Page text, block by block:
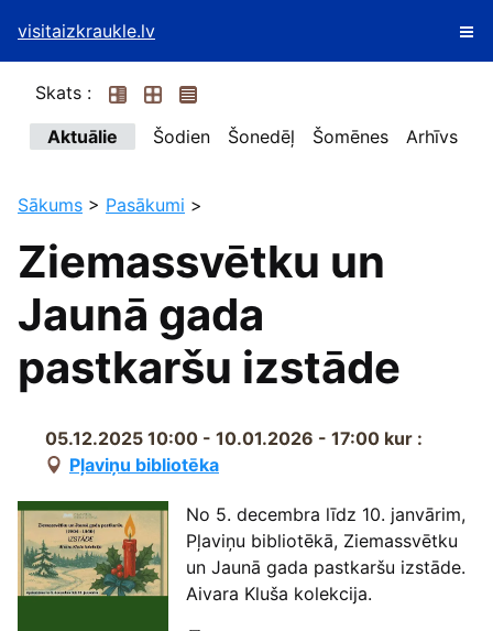
visitaizkraukle.lv
Skats :
Aktuālie
Šodien Šonedēļ Šomēnes Arhīvs
Sākums > Pasākumi >
Ziemassvētku un
Jaunā gada
pastkaršu izstāde
05.12.2025 10:00 - 10.01.2026 - 17:00 kur :
Pļaviņu bibliotēka
No 5. decembra līdz 10. janvārim,
Pļaviņu bibliotēkā, Ziemassvētku
un Jaunā gada pastkaršu izstāde.
Aivara Kluša kolekcija.